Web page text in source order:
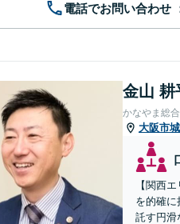
電話でお問い合わせ
金山 耕
かなやま総
大阪市
【関西
を的確
託す円滑